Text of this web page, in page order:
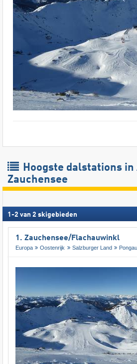
Hoogste dalstations
Zauchensee
1 -2 van 2 skigebieden
1. Zauchensee/​Flachauwinkl
Europa Oostenrijk Salzburger Land Pongau